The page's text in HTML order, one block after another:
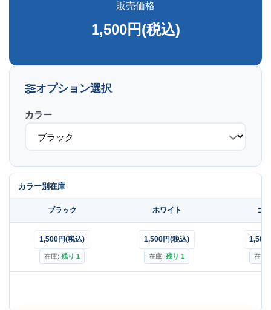
販売価格
1,500円(税込)
オプション選択
カラー
カラー別在庫